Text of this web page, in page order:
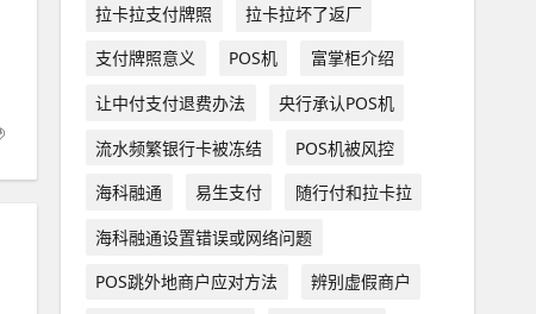
拉卡拉支付牌照
拉卡拉坏了返厂
支付牌照意义
POS机
富掌柜介绍
让中付支付退费办法
央行承认POS机
流水频繁银行卡被冻结
POS机被风控
海科融通
易生支付
随行付和拉卡拉
海科融通设置错误或网络问题
POS跳外地商户应对方法
辨别虚假商户